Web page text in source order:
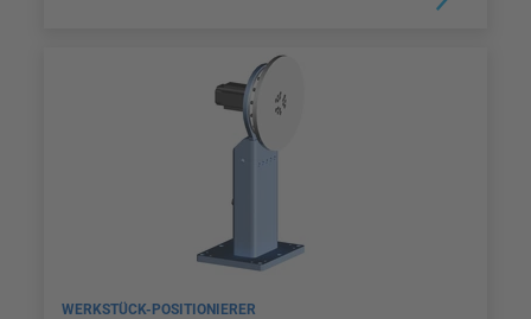
WERKSTÜCK-POSITIONIERER